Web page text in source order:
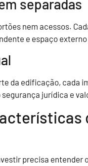
separadas
nem acessos.
e espaço
da edificação, cada
jurídica e
precisa entender